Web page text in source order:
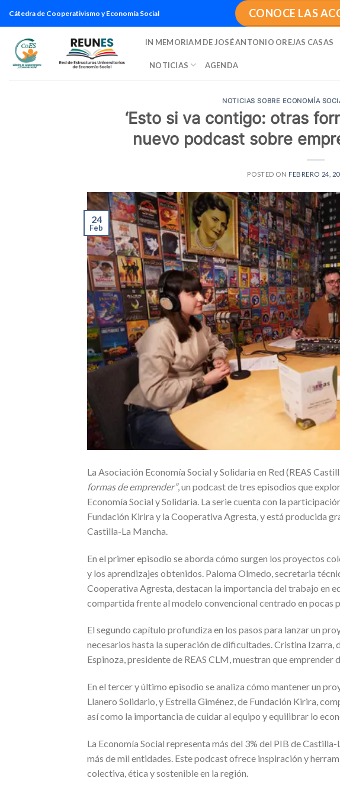
contenido
Cátedra de Cooperativismo y Economía Social CONOCE LAS
IN MEMORIAM DE JOSÉ ANTONIO OREJAS CASAS
NOTICIAS AGENDA
NOTICIAS SOBRE ECONOMÍA
‘Esto si va contigo: otras
nuevo podcast sobre
POSTED ON FEBRERO 24,
24
Feb
La Asociación Economía Social y Solidaria en Red (REAS
formas de emprender”, un podcast de tres episodios que
Economía Social y Solidaria. La serie cuenta con la
Fundación Kirira y la Cooperativa Agresta, y está producida
Castilla-La Mancha.
En el primer episodio se aborda cómo surgen los proyectos
y los aprendizajes obtenidos. Paloma Olmedo, secretaria
Cooperativa Agresta, destacan la importancia del trabajo en
compartida frente al modelo convencional centrado en pocas
El segundo capítulo profundiza en los pasos para lanzar un
necesarios hasta la superación de dificultades. Cristina Izarra,
Espinoza, presidente de REAS CLM, muestran que emprender
En el tercer y último episodio se analiza cómo mantener un
Llanero Solidario, y Estrella Giménez, de Fundación Kirira,
así como la importancia de cuidar al equipo y equilibrar lo
La Economía Social representa más del 3% del PIB de
más de mil entidades. Este podcast ofrece inspiración y
colectiva, ética y sostenible en la región.